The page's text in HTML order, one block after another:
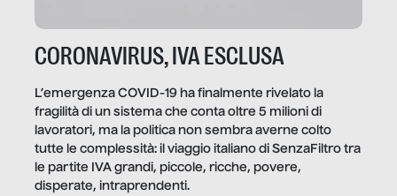
CORONAVIRUS, IVA ESCLUSA
L’emergenza COVID-19 ha finalmente rivelato la
fragilità di un sistema che conta oltre 5 milioni di
lavoratori, ma la politica non sembra averne colto
tutte le complessità: il viaggio italiano di SenzaFiltro tra
le partite IVA grandi, piccole, ricche, povere,
disperate, intraprendenti.